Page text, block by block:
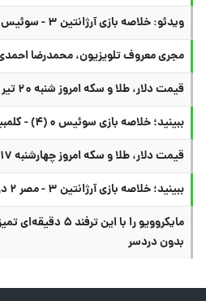
ویدئو: خلاصه بازی آرژانتین ۳ - سوئیس ۱
مجری معروف تلویزیون، محمدرضا
قیمت دلار، طلا و سکه امروز شنبه ۲۰ تیر
ببینید؛ خلاصه بازی سوئیس ۰ (۴) - کلمبیا ۰ (۳) در جام جهانی
قیمت دلار، طلا و سکه امروز چهارشنبه ۱۷ تیر ۱۴۰۵
ببینید؛ خلاصه بازی آرژانتین ۳ - مصر ۲ در جام جهانی
مایکروویو را با این
بدون دردسر